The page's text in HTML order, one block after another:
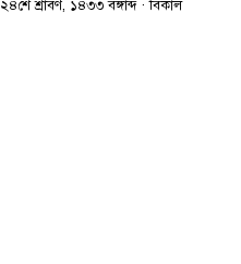
২৪শে শ্রাবণ, ১৪৩৩ বঙ্গাব্দ · বিকাল